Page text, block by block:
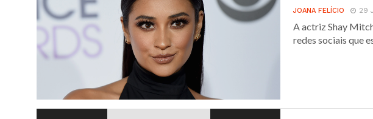
JOANA FELÍCIO 29
A actriz Shay
redes sociais que